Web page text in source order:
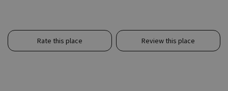
Rate this place Review this place